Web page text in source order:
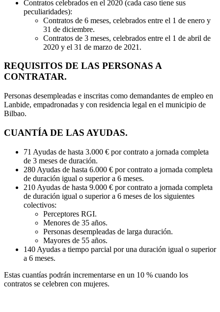
Contratos celebrados en el 2020 (cada caso tiene sus
peculiaridades):
Contratos de 6 meses, celebrados entre el 1 de enero y
31 de diciembre.
Contratos de 3 meses, celebrados entre el 1 de abril de
2020 y el 31 de marzo de 2021.
REQUISITOS DE LAS PERSONAS A
CONTRATAR.
Personas desempleadas e inscritas como demandantes de empleo en
Lanbide, empadronadas y con residencia legal en el municipio de
Bilbao.
CUANTÍA DE LAS AYUDAS.
71 Ayudas de hasta 3.000 € por contrato a jornada completa
de 3 meses de duración.
280 Ayudas de hasta 6.000 € por contrato a jornada completa
de duración igual o superior a 6 meses.
210 Ayudas de hasta 9.000 € por contrato a jornada completa
de duración igual o superior a 6 meses de los siguientes
colectivos:
Perceptores RGI.
Menores de 35 años.
Personas desempleadas de larga duración.
Mayores de 55 años.
140 Ayudas a tiempo parcial por una duración igual o superior
a 6 meses.
Estas cuantías podrán incrementarse en un 10 % cuando los
contratos se celebren con mujeres.